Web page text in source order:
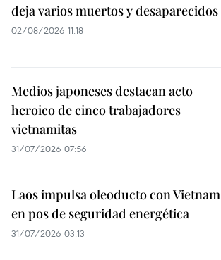
deja varios muertos y desaparecidos
02/08/2026 11:18
Medios japoneses destacan acto
heroico de cinco trabajadores
vietnamitas
31/07/2026 07:56
Laos impulsa oleoducto con Vietnam
en pos de seguridad energética
31/07/2026 03:13